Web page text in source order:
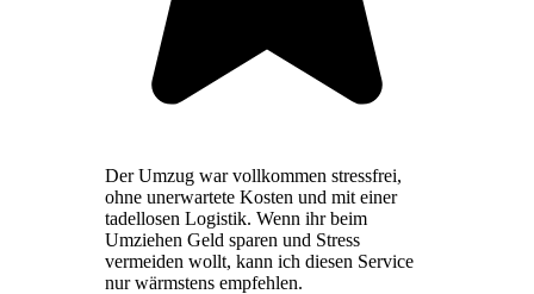
Der Umzug war vollkommen stressfrei,
ohne unerwartete Kosten und mit einer
tadellosen Logistik. Wenn ihr beim
Umziehen Geld sparen und Stress
vermeiden wollt, kann ich diesen Service
nur wärmstens empfehlen.